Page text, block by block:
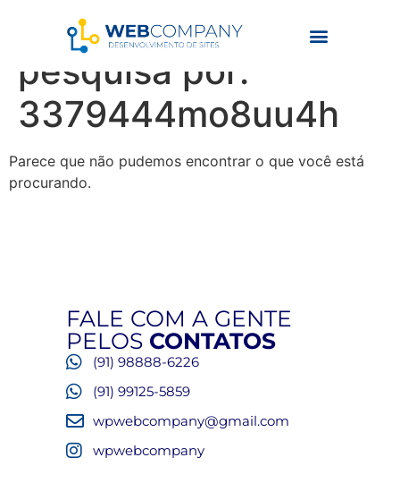
Resultados da
pesquisa por:
3379444mo8uu4h
Parece que não pudemos encontrar o que você está
procurando.
FALE COM A GENTE
PELOS CONTATOS
(91) 98888-6226
(91) 99125-5859
wpwebcompany@gmail.com
wpwebcompany